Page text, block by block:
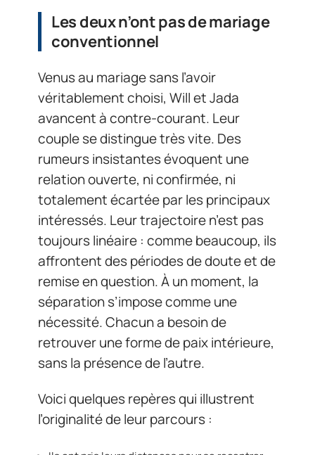
Les deux n’ont pas de mariage
conventionnel
Venus au mariage sans l’avoir
véritablement choisi, Will et Jada
avancent à contre-courant. Leur
couple se distingue très vite. Des
rumeurs insistantes évoquent une
relation ouverte, ni confirmée, ni
totalement écartée par les principaux
intéressés. Leur trajectoire n’est pas
toujours linéaire : comme beaucoup, ils
affrontent des périodes de doute et de
remise en question. À un moment, la
séparation s’impose comme une
nécessité. Chacun a besoin de
retrouver une forme de paix intérieure,
sans la présence de l’autre.
Voici quelques repères qui illustrent
l’originalité de leur parcours :